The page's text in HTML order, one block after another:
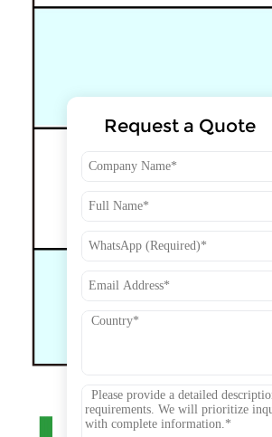
Request a Quote